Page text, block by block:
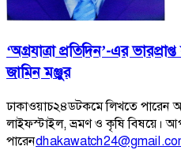
‘অগ্রযাত্রা প্রতিদিন’-এর
জামিন মঞ্জুর
ঢাকাওয়াচ২৪ডটকমে লিখতে পারেন
লাইফস্টাইল, ভ্রমণ ও কৃষি বিষয়ে।
পারেন